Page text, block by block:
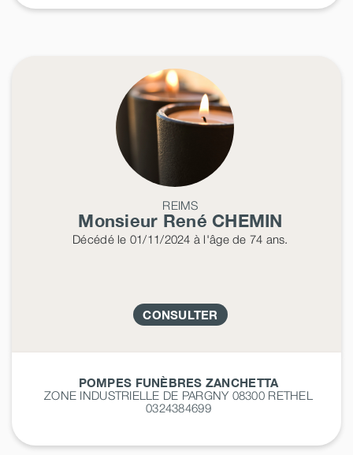
REIMS
Monsieur René CHEMIN
Décédéle 01/11/2024 à l'âge de 74 ans.
CONSULTER
POMPES FUNÈBRES ZANCHETTA
ZONE INDUSTRIELLE DE PARGNY 08300 RETHEL
0324384699